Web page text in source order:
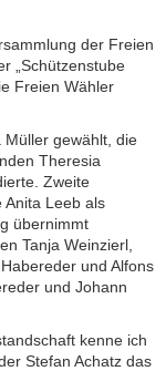
der Freien
„Schützenstube
Freien Wähler
gewählt, die
Theresia
Zweite
Anita Leeb als
übernimmt
Tanja Weinzierl,
und Alfons
und Johann
kenne ich
Stefan Achatz das